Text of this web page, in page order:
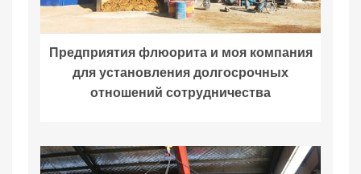
Предприятия флюорита и моя компания
для установления долгосрочных
отношений сотрудничества